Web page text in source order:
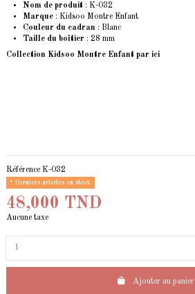
Nom de produit : K-032
Marque : Kidsoo Montre Enfant
Couleur du cadran : Blanc
Taille du boîtier : 28 mm
Collection Kidsoo Montre Enfant par ici
Référence K-032
Derniers articles en stock
48,000 TND
Aucune taxe
Ajouter au panier